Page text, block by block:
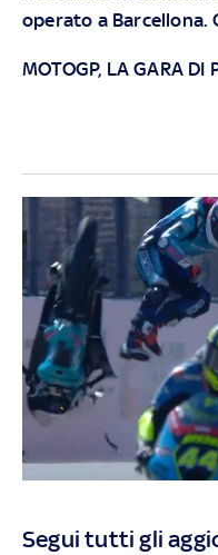
operato a Barcellona.
MOTOGP, LA GARA DI
Segui tutti gli